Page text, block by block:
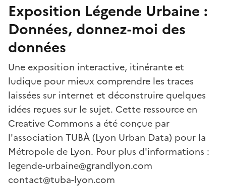
Exposition Légende Urbaine :
Données, donnez-moi des
données
Une exposition interactive, itinérante et
ludique pour mieux comprendre les traces
laissées sur internet et déconstruire quelques
idées reçues sur le sujet.​ Cette ressource en
Creative Commons a été conçue par
l'association TUBÀ (Lyon Urban Data) pour la
Métropole de Lyon. Pour plus d'informations :
legende-urbaine@grandlyon.com
contact@tuba-lyon.com